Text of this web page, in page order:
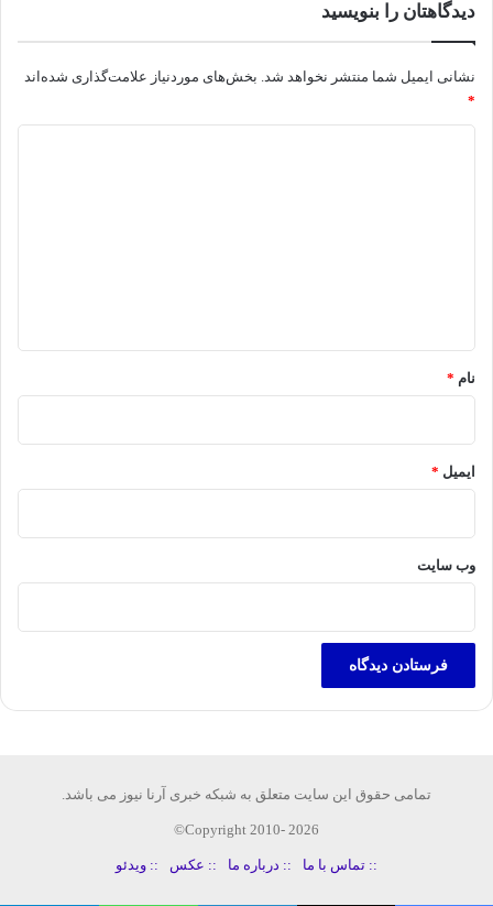
دیدگاهتان را بنویسید
نشانی ایمیل شما منتشر نخواهد شد. بخش‌های موردنیاز علامت‌گذاری شده‌اند
*
نام *
ایمیل *
وب‌ سایت
تمامی حقوق این سایت متعلق به شبکه خبری آرنا نیوز می باشد.
Copyright 2010- 2026©
:: تماس با ما :: درباره ما :: عکس :: ویدئو